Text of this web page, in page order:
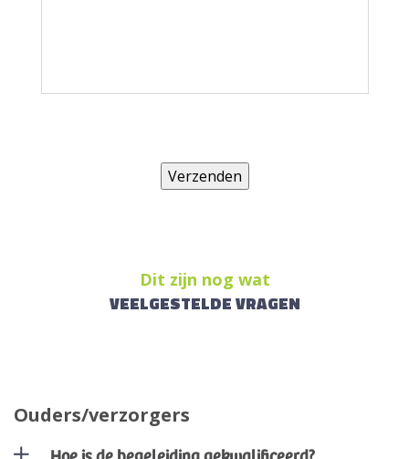
Dit zijn nog wat
VEELGESTELDE VRAGEN
Ouders/verzorgers